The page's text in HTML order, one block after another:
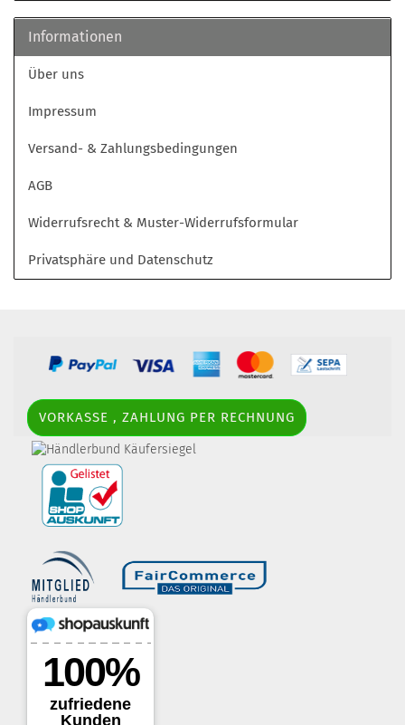
Informationen
Über uns
Impressum
Versand- & Zahlungsbedingungen
AGB
Widerrufsrecht & Muster-Widerrufsformular
Privatsphäre und Datenschutz
VORKASSE , ZAHLUNG PER RECHNUNG